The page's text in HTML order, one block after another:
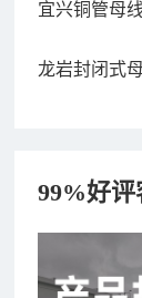
宜兴铜管母
龙岩封闭式
99%好